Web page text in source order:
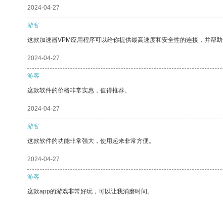
2024-04-27
游客
这款加速器VPM应用程序可以给你提供最高速度和安全性的连接，并帮助
2024-04-27
游客
这款软件的价格非常实惠，值得推荐。
2024-04-27
游客
这款软件的功能非常强大，使用起来非常方便。
2024-04-27
游客
这款app的游戏非常好玩，可以让我消磨时间。